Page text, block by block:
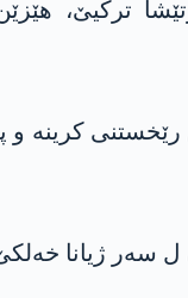
ترکیێ،
خەباتێن